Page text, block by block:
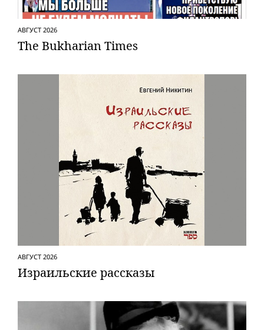
АВГУСТ 2026
The Bukharian Times
АВГУСТ 2026
Израильские рассказы